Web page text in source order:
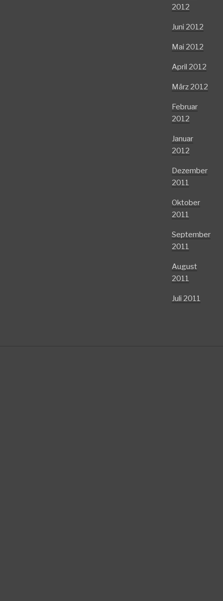
2012
Juni 2012
Mai 2012
April 2012
März 2012
Februar
2012
Januar
2012
Dezember
2011
Oktober
2011
September
2011
August
2011
Juli 2011